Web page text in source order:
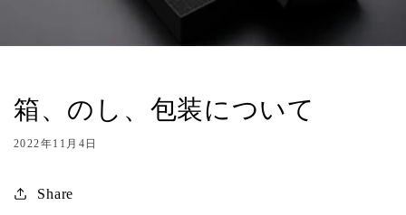
箱、のし、包装について
2022年11月4日
Share